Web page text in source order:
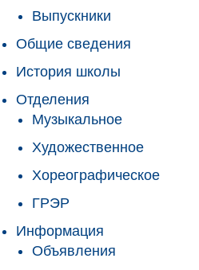
Выпускники
Общие сведения
История школы
Отделения
Музыкальное
Художественное
Хореографическое
ГРЭР
Информация
Объявления